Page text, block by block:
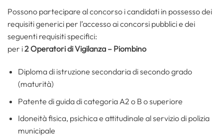
Possono partecipare al concorso i candidati in possesso dei
requisiti generici per l’accesso ai concorsi pubblici e dei
seguenti requisiti specifici:
per i2 Operatori di Vigilanza – Piombino
Diploma di istruzione secondaria di secondo grado
(maturità)
Patente di guida di categoria A2 o B o superiore
Idoneità fisica, psichica e attitudinale al servizio di polizia
municipale